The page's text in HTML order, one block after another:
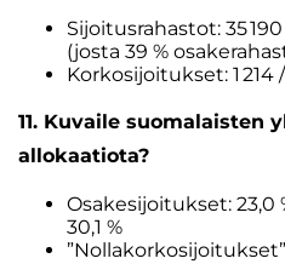
Sijoitusrahastot: 35 190
(josta 39 %
Korkosijoitukset: 1 214
11. Kuvaile suomalaisten
allokaatiota?
Osakesijoitukset: 23,0
30,1 %